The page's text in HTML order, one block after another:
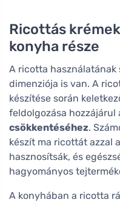
Ricottás
konyha része
A ricotta használatának
dimenziója is van. A
készítése során
feldolgozása hozzájárul
csökkentéséhez.
készít ma ricottát azzal
hasznosítsák, és
hagyományos
A konyhában a ricotta